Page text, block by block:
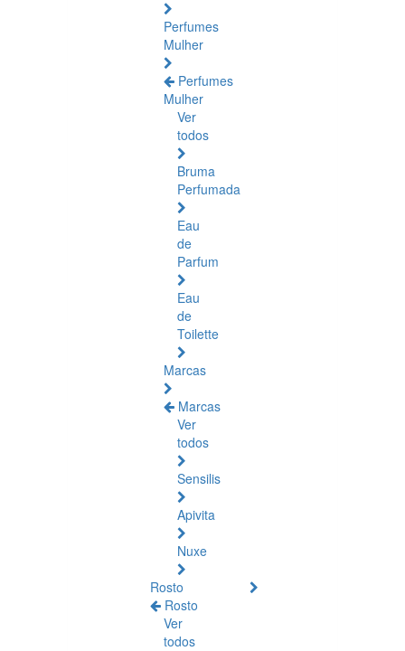
Perfumes
Mulher
Perfumes
Mulher
Ver
todos
Bruma
Perfumada
Eau
de
Parfum
Eau
de
Toilette
Marcas
Marcas
Ver
todos
Sensilis
Apivita
Nuxe
Rosto
Rosto
Ver
todos